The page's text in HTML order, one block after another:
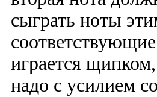
сыграть ноты
играется
надо с усилием